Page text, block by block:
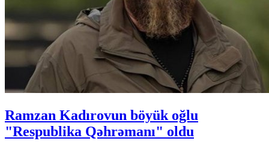
Ramzan Kadırovun böyük oğlu
"Respublika Qəhrəmanı" oldu